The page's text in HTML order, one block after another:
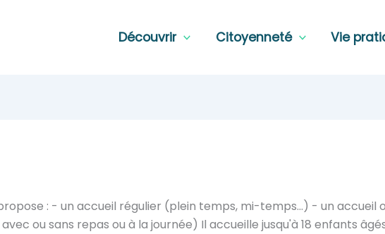
Découvrir Citoyenneté Vie
: - un accueil régulier (plein temps, mi-temps...) - un accueil
ou sans repas ou à la journée) Il accueille jusqu'à 18 enfants